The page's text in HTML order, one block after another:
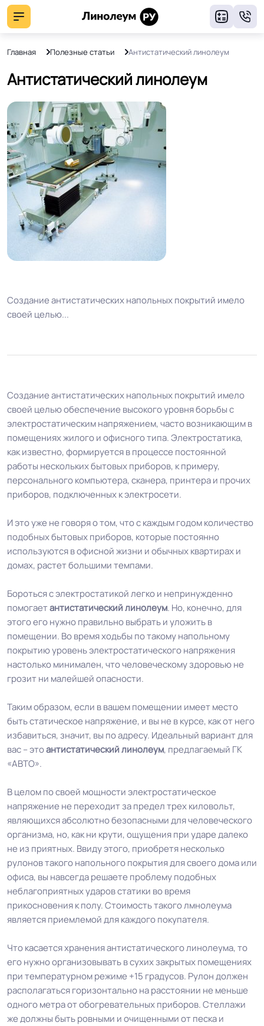
Главная Полезные статьи Антистатический линолеум
Антистатический линолеум
Создание антистатических напольных покрытий имело
своей целью...
Создание антистатических напольных покрытий имело
своей целью обеспечение высокого уровня борьбы с
электростатическим напряжением, часто возникающим в
помещениях жилого и офисного типа. Электростатика,
как известно, формируется в процессе постоянной
работы нескольких бытовых приборов, к примеру,
персонального компьютера, сканера, принтера и прочих
приборов, подключенных к электросети.
И это уже не говоря о том, что с каждым годом количество
подобных бытовых приборов, которые постоянно
используются в офисной жизни и обычных квартирах и
домах, растет большими темпами.
Бороться с электростатикой легко и непринужденно
помогаетантистатический линолеум. Но, конечно, для
этого его нужно правильно выбрать и уложить в
помещении. Во время ходьбы по такому напольному
покрытию уровень электростатического напряжения
настолько минимален, что человеческому здоровью не
грозит ни малейшей опасности.
Таким образом, если в вашем помещении имеет место
быть статическое напряжение, и вы не в курсе, как от него
избавиться, значит, вы по адресу. Идеальный вариант для
вас – этоантистатический линолеум, предлагаемый ГК
«АВТО».
В целом по своей мощности электростатическое
напряжение не переходит за предел трех киловольт,
являющихся абсолютно безопасными для человеческого
организма, но, как ни крути, ощущения при ударе далеко
не из приятных. Ввиду этого, приобретя несколько
рулонов такого напольного покрытия для своего дома или
офиса, вы навсегда решаете проблему подобных
неблагоприятных ударов статики во время
прикосновения к полу. Стоимость такого лмнолеума
является приемлемой для каждого покупателя.
Что касается хранения антистатического линолеума, то
его нужно организовывать в сухих закрытых помещениях
при температурном режиме +15 градусов. Рулон должен
располагаться горизонтально на расстоянии не меньше
одного метра от обогревательных приборов. Стеллажи
же должны быть ровными и очищенными от песка и